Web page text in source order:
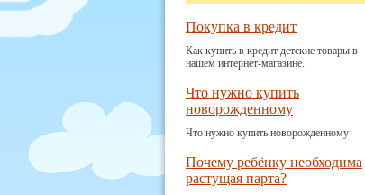
Покупка в кредит
Как купить в кредит детские товары в
нашем интернет-магазине.
Что нужно купить
новорожденному
Что нужно купить новорожденному
Почему ребёнку необходима
растущая парта?